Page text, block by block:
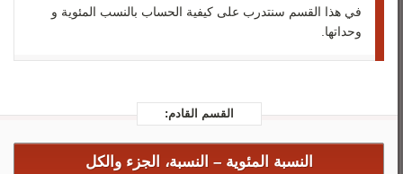
في هذا القسم سنتدرب على كيفية الحساب بالنسب المئوية و
وحداتها.
القسم القادم:
النسبة المئوية – النسبة، الجزء والكل